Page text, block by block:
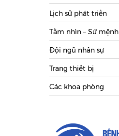
Lịch sử phát triển
Tầm nhìn – Sứ mệnh
Đội ngũ nhân sự
Trang thiết bị
Các khoa phòng